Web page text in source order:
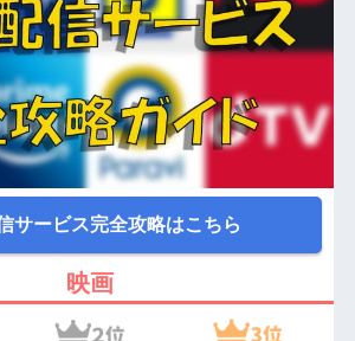
サービス完全攻略はこちら
映画